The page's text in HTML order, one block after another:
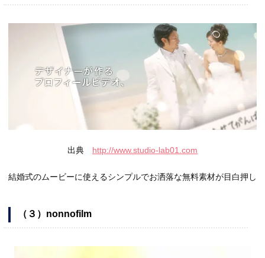
出典 http://www.studio-lab01.com
結婚式のムービーに使えるシンプルでお洒落な無料素材が目白押し
（３）nonnofilm